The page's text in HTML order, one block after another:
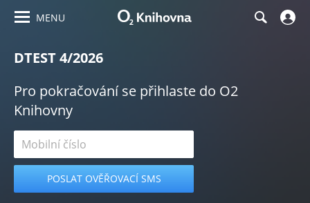
MENU
DTEST 4/2026
Pro pokračování se přihlaste do O2
Knihovny